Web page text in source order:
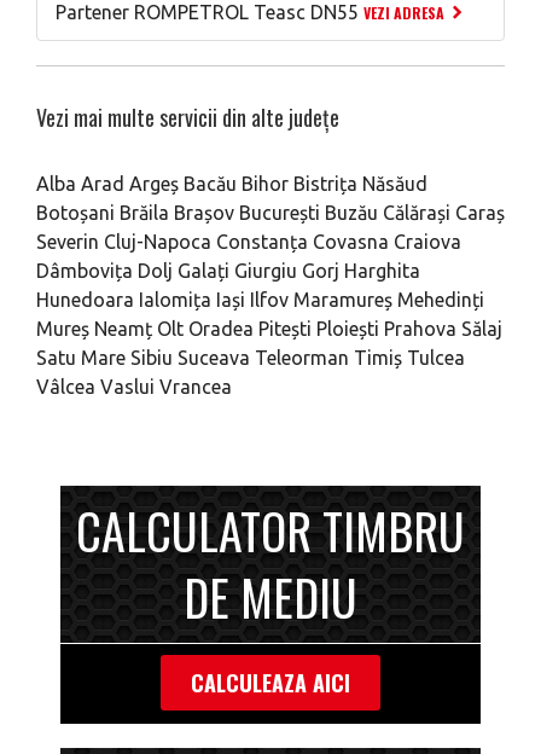
Partener ROMPETROL Teasc DN55 VEZI ADRESA
Vezi mai multe servicii din alte județe
Alba Arad Argeș Bacău Bihor Bistrița Năsăud
Botoșani Brăila Brașov București Buzău Călărași Caraș
Severin Cluj-Napoca Constanța Covasna Craiova
Dâmbovița Dolj Galați Giurgiu Gorj Harghita
Hunedoara Ialomița Iași Ilfov Maramureș Mehedinți
Mureș Neamț Olt Oradea Pitești Ploiești Prahova Sălaj
Satu Mare Sibiu Suceava Teleorman Timiș Tulcea
Vâlcea Vaslui Vrancea
CALCULATOR TIMBRU
DE MEDIU
CALCULEAZA AICI